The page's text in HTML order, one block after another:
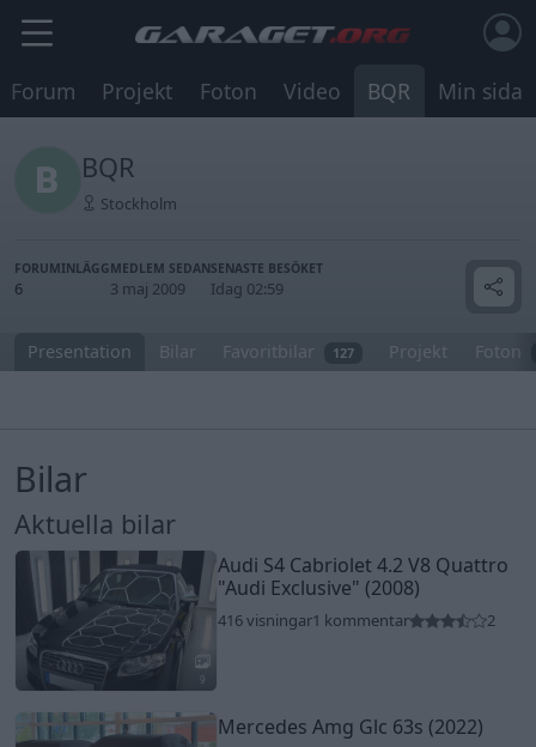
Forum Projekt Foton Video BQR Min sida
BQR
Stockholm
FORUMINLÄGG
6
MEDLEM SEDAN
3 maj 2009
SENASTE BESÖKET
Idag 02:59
Presentation Bilar Favoritbilar 127 Projekt Foton
Bilar
Aktuella bilar
9
Audi S4 Cabriolet 4.2 V8 Quattro
"Audi Exclusive" (2008)
416 visningar1 kommentar 2
Mercedes Amg Glc 63s (2022)